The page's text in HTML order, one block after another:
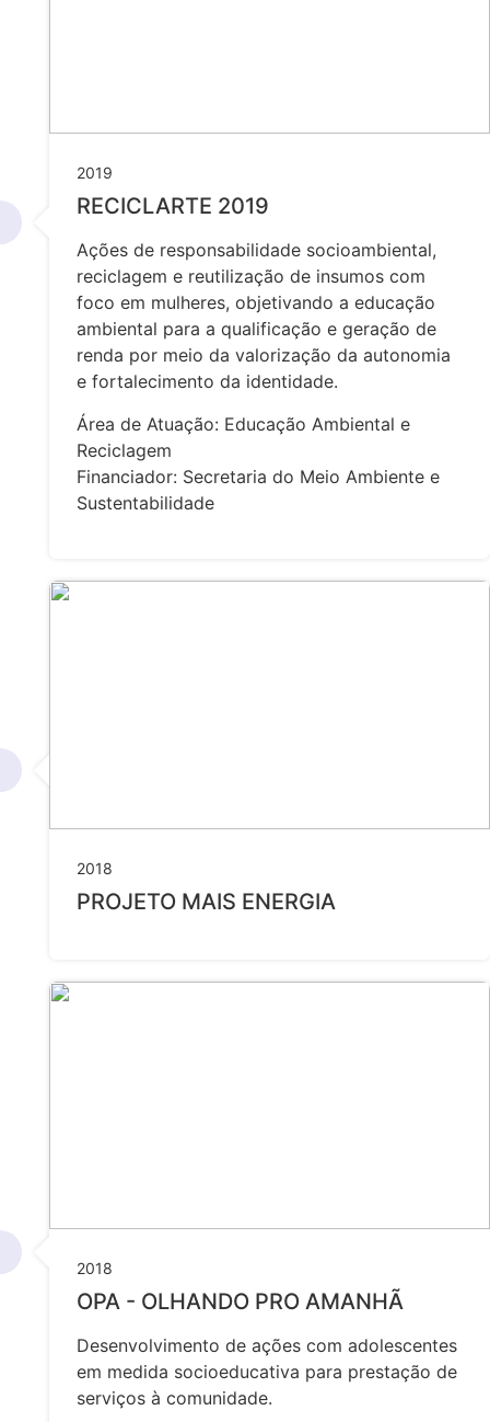
2019
RECICLARTE 2019
Ações de responsabilidade socioambiental,
reciclagem e reutilização de insumos com
foco em mulheres, objetivando a educação
ambiental para a qualificação e geração de
renda por meio da valorização da autonomia
e fortalecimento da identidade.
Área de Atuação: Educação Ambiental e
Reciclagem
Financiador: Secretaria do Meio Ambiente e
Sustentabilidade
2018
PROJETO MAIS ENERGIA
2018
OPA - OLHANDO PRO AMANHÃ
Desenvolvimento de ações com adolescentes
em medida socioeducativa para prestação de
serviços à comunidade.